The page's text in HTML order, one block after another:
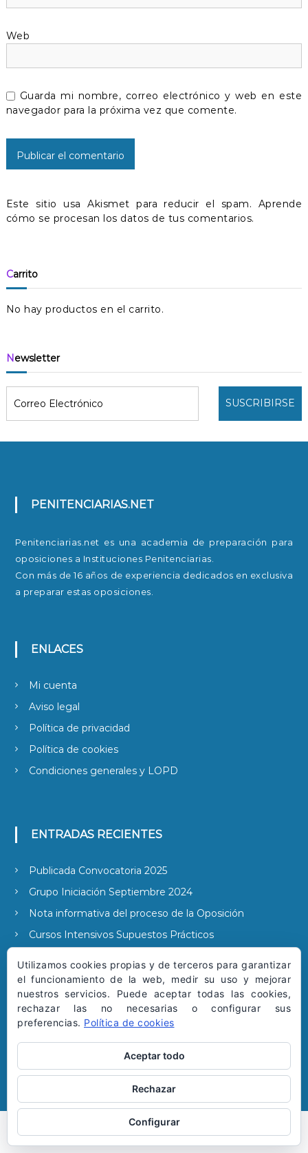
n
t
r
a
d
a
s
Web
Guarda mi nombre, correo electrónico y web en este
navegador para la próxima vez que comente.
Este sitio usa Akismet para reducir el spam. Aprende
cómo se procesan los datos de tus comentarios.
Carrito
No hay productos en el carrito.
Newsletter
PENITENCIARIAS.NET
Penitenciarias.net es una academia de preparación para
oposiciones a Instituciones Penitenciarias.
Con más de 16 años de experiencia dedicados en exclusiva
a preparar estas oposiciones.
ENLACES
Mi cuenta
Aviso legal
Política de privacidad
Política de cookies
Condiciones generales y LOPD
ENTRADAS RECIENTES
Publicada Convocatoria 2025
Grupo Iniciación Septiembre 2024
Nota informativa del proceso de la Oposición
Cursos Intensivos Supuestos Prácticos
SUSCRIBIRSE A NUESTRAS NOTICIAS
Utilizamos cookies propias y de terceros para garantizar
el funcionamiento de la web, medir su uso y mejorar
nuestros servicios. Puede aceptar todas las cookies,
rechazar las no necesarias o configurar sus
preferencias. Política de cookies
Aceptar todo
Rechazar
Configurar